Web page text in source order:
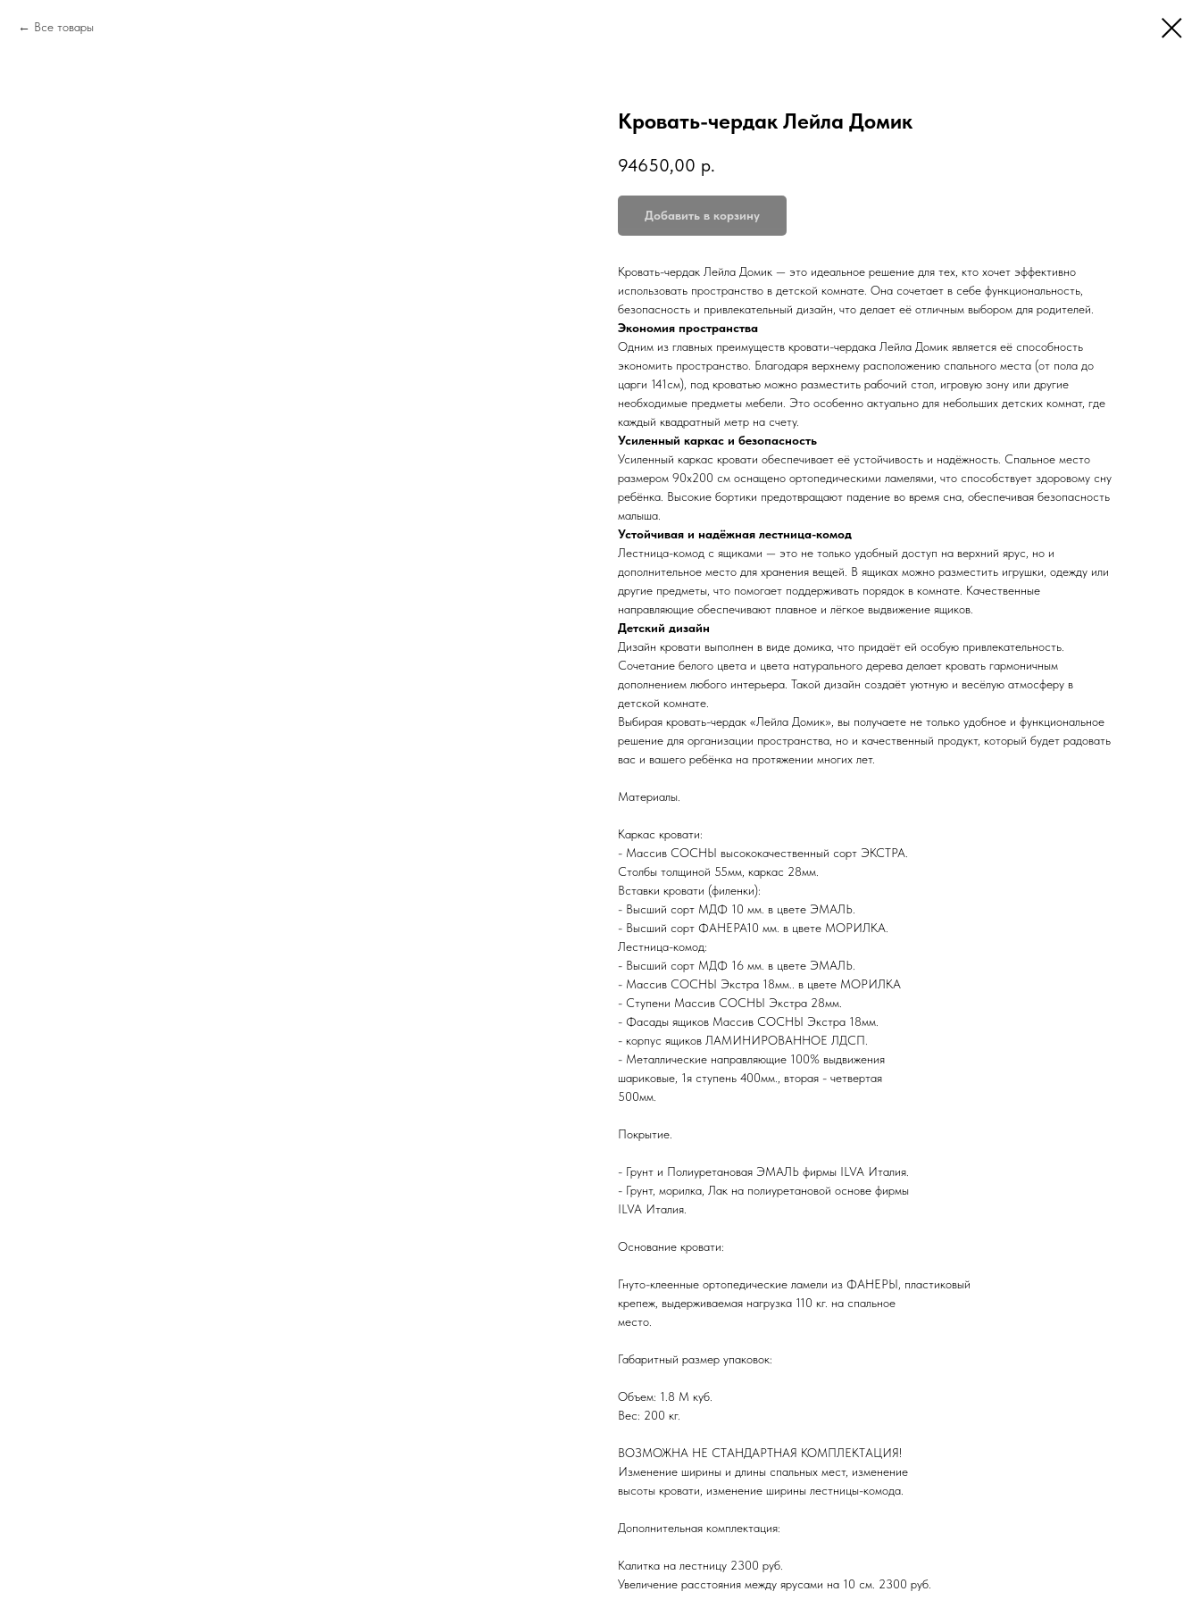
Все товары
Кровать-чердак Лейла Домик
94650,00 р.
Добавить в корзину
Кровать-чердак Лейла Домик — это идеальное решение для тех, кто хочет эффективно
использовать пространство в детской комнате. Она сочетает в себе функциональность,
безопасность и привлекательный дизайн, что делает её отличным выбором для родителей.
Экономия пространства
Одним из главных преимуществ кровати-чердака Лейла Домик является её способность
экономить пространство. Благодаря верхнему расположению спального места (от пола до
царги 141см), под кроватью можно разместить рабочий стол, игровую зону или другие
необходимые предметы мебели. Это особенно актуально для небольших детских комнат, где
каждый квадратный метр на счету.
Усиленный каркас и безопасность
Усиленный каркас кровати обеспечивает её устойчивость и надёжность. Спальное место
размером 90х200 см оснащено ортопедическими ламелями, что способствует здоровому сну
ребёнка. Высокие бортики предотвращают падение во время сна, обеспечивая безопасность
малыша.
Устойчивая и надёжная лестница-комод
Лестница-комод с ящиками — это не только удобный доступ на верхний ярус, но и
дополнительное место для хранения вещей. В ящиках можно разместить игрушки, одежду или
другие предметы, что помогает поддерживать порядок в комнате. Качественные
направляющие обеспечивают плавное и лёгкое выдвижение ящиков.
Детский дизайн
Дизайн кровати выполнен в виде домика, что придаёт ей особую привлекательность.
Сочетание белого цвета и цвета натурального дерева делает кровать гармоничным
дополнением любого интерьера. Такой дизайн создаёт уютную и весёлую атмосферу в
детской комнате.
Выбирая кровать-чердак «Лейла Домик», вы получаете не только удобное и функциональное
решение для организации пространства, но и качественный продукт, который будет радовать
вас и вашего ребёнка на протяжении многих лет.
Материалы.
Каркас кровати:
- Массив СОСНЫ высококачественный сорт ЭКСТРА.
Столбы толщиной 55мм, каркас 28мм.
Вставки кровати (филенки):
- Высший сорт МДФ 10 мм. в цвете ЭМАЛЬ.
- Высший сорт ФАНЕРА10 мм. в цвете МОРИЛКА.
Лестница-комод:
- Высший сорт МДФ 16 мм. в цвете ЭМАЛЬ.
- Массив СОСНЫ Экстра 18мм.. в цвете МОРИЛКА
- Ступени Массив СОСНЫ Экстра 28мм.
- Фасады ящиков Массив СОСНЫ Экстра 18мм.
- корпус ящиков ЛАМИНИРОВАННОЕ ЛДСП.
- Металлические направляющие 100% выдвижения
шариковые, 1я ступень 400мм., вторая - четвертая
500мм.
Покрытие.
- Грунт и Полиуретановая ЭМАЛЬ фирмы ILVA Италия.
- Грунт, морилка, Лак на полиуретановой основе фирмы
ILVA Италия.
Основание кровати:
Гнуто-клеенные ортопедические ламели из ФАНЕРЫ, пластиковый
крепеж, выдерживаемая нагрузка 110 кг. на спальное
место.
Габаритный размер упаковок:
Объем: 1.8 М куб.
Вес: 200 кг.
ВОЗМОЖНА НЕ СТАНДАРТНАЯ КОМПЛЕКТАЦИЯ!
Изменение ширины и длины спальных мест, изменение
высоты кровати, изменение ширины лестницы-комода.
Дополнительная комплектация:
Калитка на лестницу 2300 руб.
Увеличение расстояния между ярусами на 10 см. 2300 руб.